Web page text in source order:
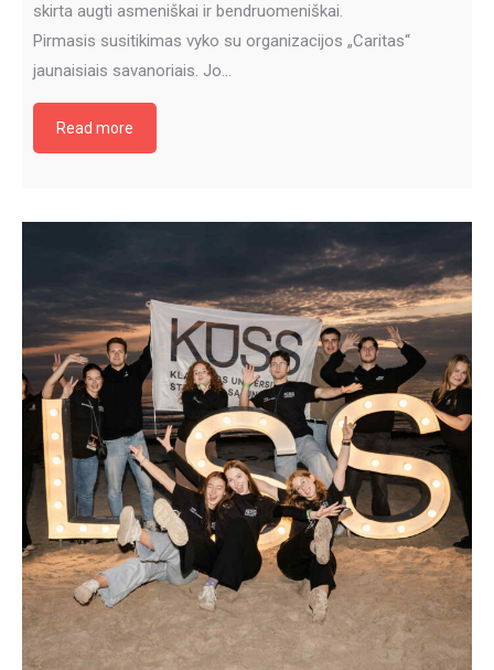
skirta augti asmeniškai ir bendruomeniškai.
Pirmasis susitikimas vyko su organizacijos „Caritas“
jaunaisiais savanoriais. Jo…
Read more